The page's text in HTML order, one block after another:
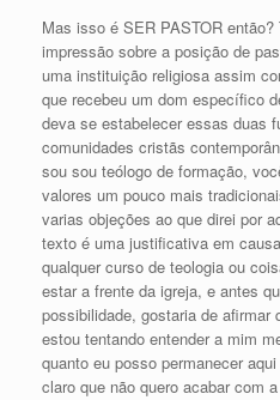
Mas isso é SER PASTOR
impressão sobre a posição de
uma instituição religiosa assim
que recebeu um dom específico
deva se estabelecer essas duas
comunidades cristãs
sou sou teólogo de formação,
valores um pouco mais
varias objeções ao que direi por
texto é uma justificativa em
qualquer curso de teologia ou
estar a frente da igreja, e antes
possibilidade, gostaria de
estou tentando entender a mim
quanto eu posso permanecer
claro que não quero acabar com